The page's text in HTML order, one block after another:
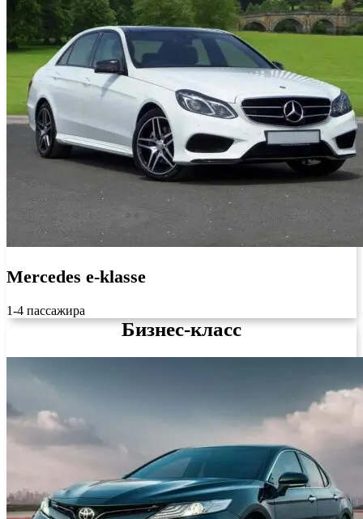
Mercedes e-klasse
1-4 пассажира
Бизнес-класс